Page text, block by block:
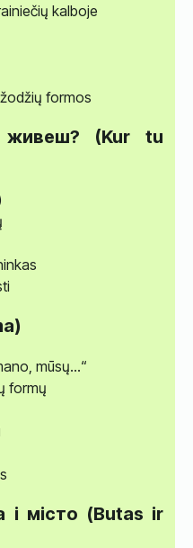
kalboje
formos
(Kur tu
mūsų...“
formų
і місто (Butas ir